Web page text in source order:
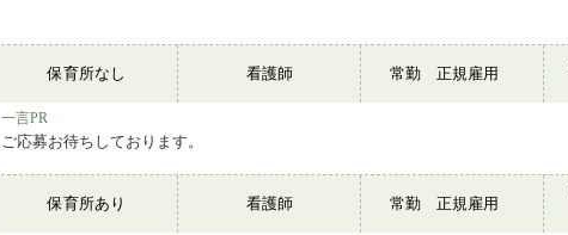
保育所なし 看護師 常勤 正規雇用
一言PR
ご応募お待ちしております。
保育所あり 看護師 常勤 正規雇用